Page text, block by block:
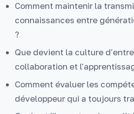
Comment maintenir la
connaissances entre
?
Que devient la culture
collaboration et
Comment évaluer les
développeur qui a toujours